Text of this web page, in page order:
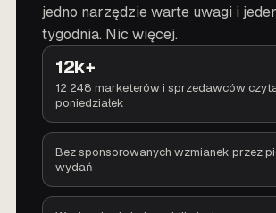
jedno narzędzie warte uwagi i
tygodnia. Nic więcej.
12k+
12 248 marketerów i sprzedawców
poniedziałek
Bez sponsorowanych wzmianek przez
wydań